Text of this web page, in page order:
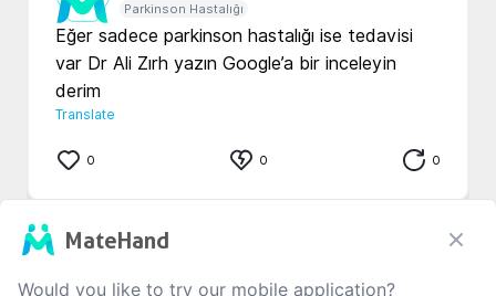
Parkinson Hastalığı
Eğer sadece parkinson hastalığı ise tedavisi
var Dr Ali Zırh yazın Google’a bir inceleyin
derim
Translate
0 0 0
Parkinson Hastalığı
MateHand
Would you like to try our mobile application?